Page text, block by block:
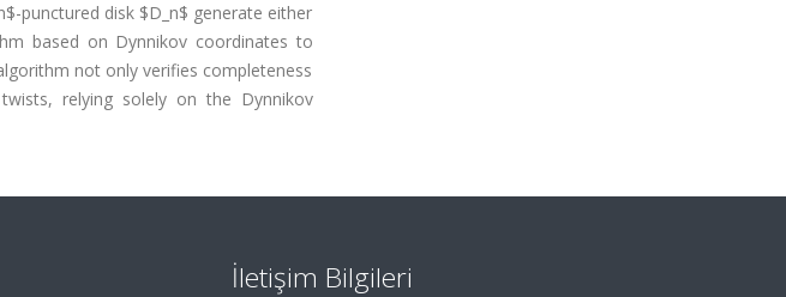
punctured disk $D_n$ generate either
based on Dynnikov coordinates to
not only verifies completeness
relying solely on the Dynnikov
İletişim Bilgileri